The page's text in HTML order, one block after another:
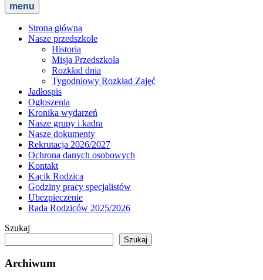
menu
Strona główna
Nasze przedszkole
Historia
Misja Przedszkola
Rozkład dnia
Tygodniowy Rozkład Zajęć
Jadłospis
Ogłoszenia
Kronika wydarzeń
Nasze grupy i kadra
Nasze dokumenty
Rekrutacja 2026/2027
Ochrona danych osobowych
Kontakt
Kącik Rodzica
Godziny pracy specjalistów
Ubezpieczenie
Rada Rodziców 2025/2026
Szukaj
Szukaj
Archiwum